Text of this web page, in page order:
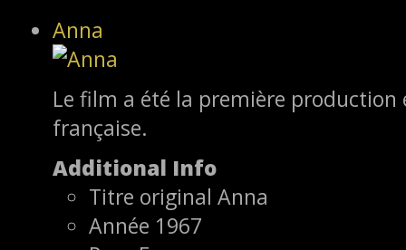
Anna
Le film a été la première production
française.
Additional Info
Titre original Anna
Année 1967